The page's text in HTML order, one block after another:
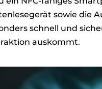
sowie die
schnell und
auskommt.